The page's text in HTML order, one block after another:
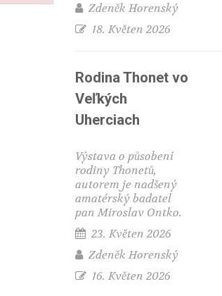
Zdeněk Horenský
18. Květen 2026
Rodina Thonet vo
Veľkých
Uherciach
Výstava o působení
rodiny Thonetů,
autorem je nadšený
amatérský badatel
pan Miroslav Ontko.
23. Květen 2026
Zdeněk Horenský
16. Květen 2026